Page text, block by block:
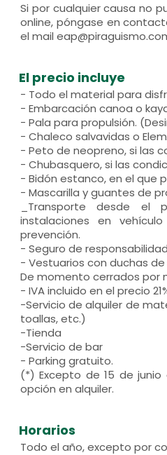
Si por cualquier causa no
online, póngase en
el mail
El precio incluye
- Todo el material para
- Embarcación canoa o
- Pala para propulsión.
- Chaleco salvavidas o
- Peto de neopreno, si las
- Chubasquero, si las
- Bidón estanco, en el que
- Mascarilla y guantes de
_Transporte desde el
instalaciones en
prevención.
- Seguro de
- Vestuarios con duchas
De momento cerrados por
- IVA incluido en el precio
-Servicio de alquiler de
toallas, etc.)
-Tienda
-Servicio de bar
- Parking gratuito.
(*) Excepto de 15 de
opción en alquiler.
Horarios
Todo el año, excepto por